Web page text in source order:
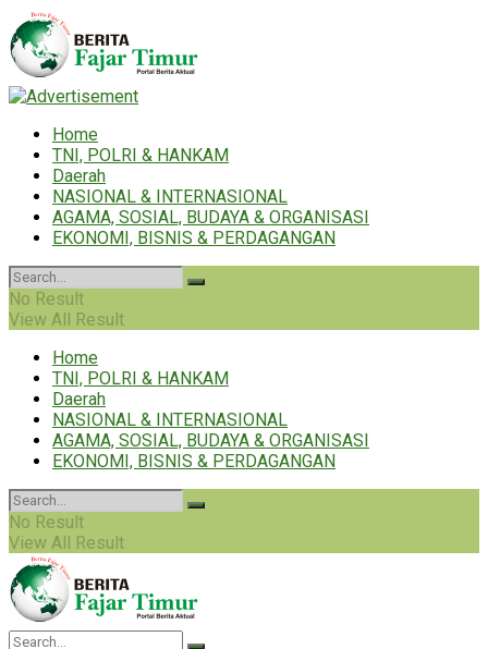
Home
TNI, POLRI & HANKAM
Daerah
NASIONAL & INTERNASIONAL
AGAMA, SOSIAL, BUDAYA & ORGANISASI
EKONOMI, BISNIS & PERDAGANGAN
No Result
View All Result
Home
TNI, POLRI & HANKAM
Daerah
NASIONAL & INTERNASIONAL
AGAMA, SOSIAL, BUDAYA & ORGANISASI
EKONOMI, BISNIS & PERDAGANGAN
No Result
View All Result